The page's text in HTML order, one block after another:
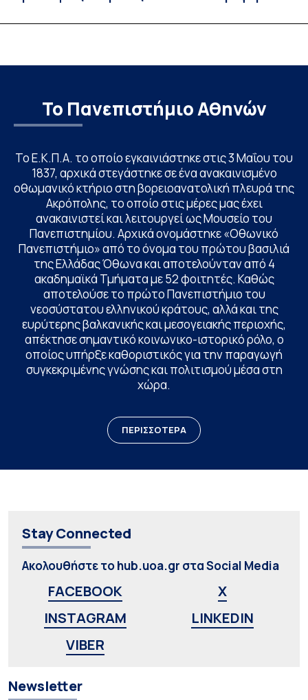
υποψηφίων
Το Πανεπιστήμιο Αθηνών
Το Ε.Κ.Π.Α. το οποίο εγκαινιάστηκε στις 3 Μαΐου του
1837, αρχικά στεγάστηκε σε ένα ανακαινισμένο
οθωμανικό κτήριο στη βορειοανατολική πλευρά της
Ακρόπολης, το οποίο στις μέρες μας έχει
ανακαινιστεί και λειτουργεί ως Μουσείο του
Πανεπιστημίου. Αρχικά ονομάστηκε «Οθωνικό
Πανεπιστήμιο» από το όνομα του πρώτου βασιλιά
της Ελλάδας Όθωνα και αποτελούνταν από 4
ακαδημαϊκά Τμήματα με 52 φοιτητές. Καθώς
αποτελούσε το πρώτο Πανεπιστήμιο του
νεοσύστατου ελληνικού κράτους, αλλά και της
ευρύτερης βαλκανικής και μεσογειακής περιοχής,
απέκτησε σημαντικό κοινωνικο-ιστορικό ρόλο, ο
οποίος υπήρξε καθοριστικός για την παραγωγή
συγκεκριμένης γνώσης και πολιτισμού μέσα στη
χώρα.
ΠΕΡΙΣΣΟΤΕΡΑ
Stay Connected
Ακολουθήστε το hub.uoa.gr στα Social Media
FACEBOOK
X
INSTAGRAM
LINKEDIN
VIBER
Newsletter